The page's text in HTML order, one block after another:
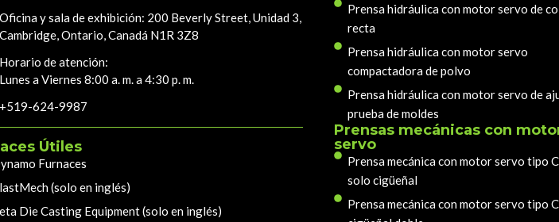
y sala de exhibición: 200 Beverly Street, Unidad 3,
Ontario, Canadá N1R 3Z8
de atención:
a Viernes 8:00 a. m. a 4:30 p. m.
624-9987
Útiles
Furnaces
(solo en inglés)
Die Casting Equipment (solo en inglés)
Prensa hidráulica con motor servo de
recta
Prensa hidráulica con motor servo
compactadora de polvo
Prensa hidráulica con motor servo de
prueba de moldes
Prensas mecánicas con
servo
Prensa mecánica con motor servo tipo
solo cigüeñal
Prensa mecánica con motor servo tipo